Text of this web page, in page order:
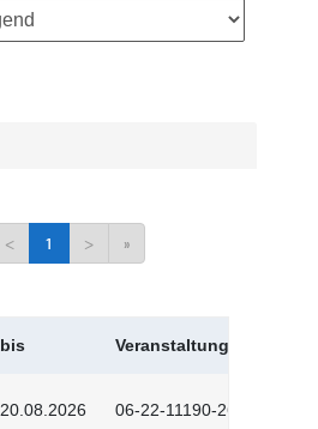
< 1 > »
bis Veranstaltungskürzel
20.08.2026 06-22-11190-2601